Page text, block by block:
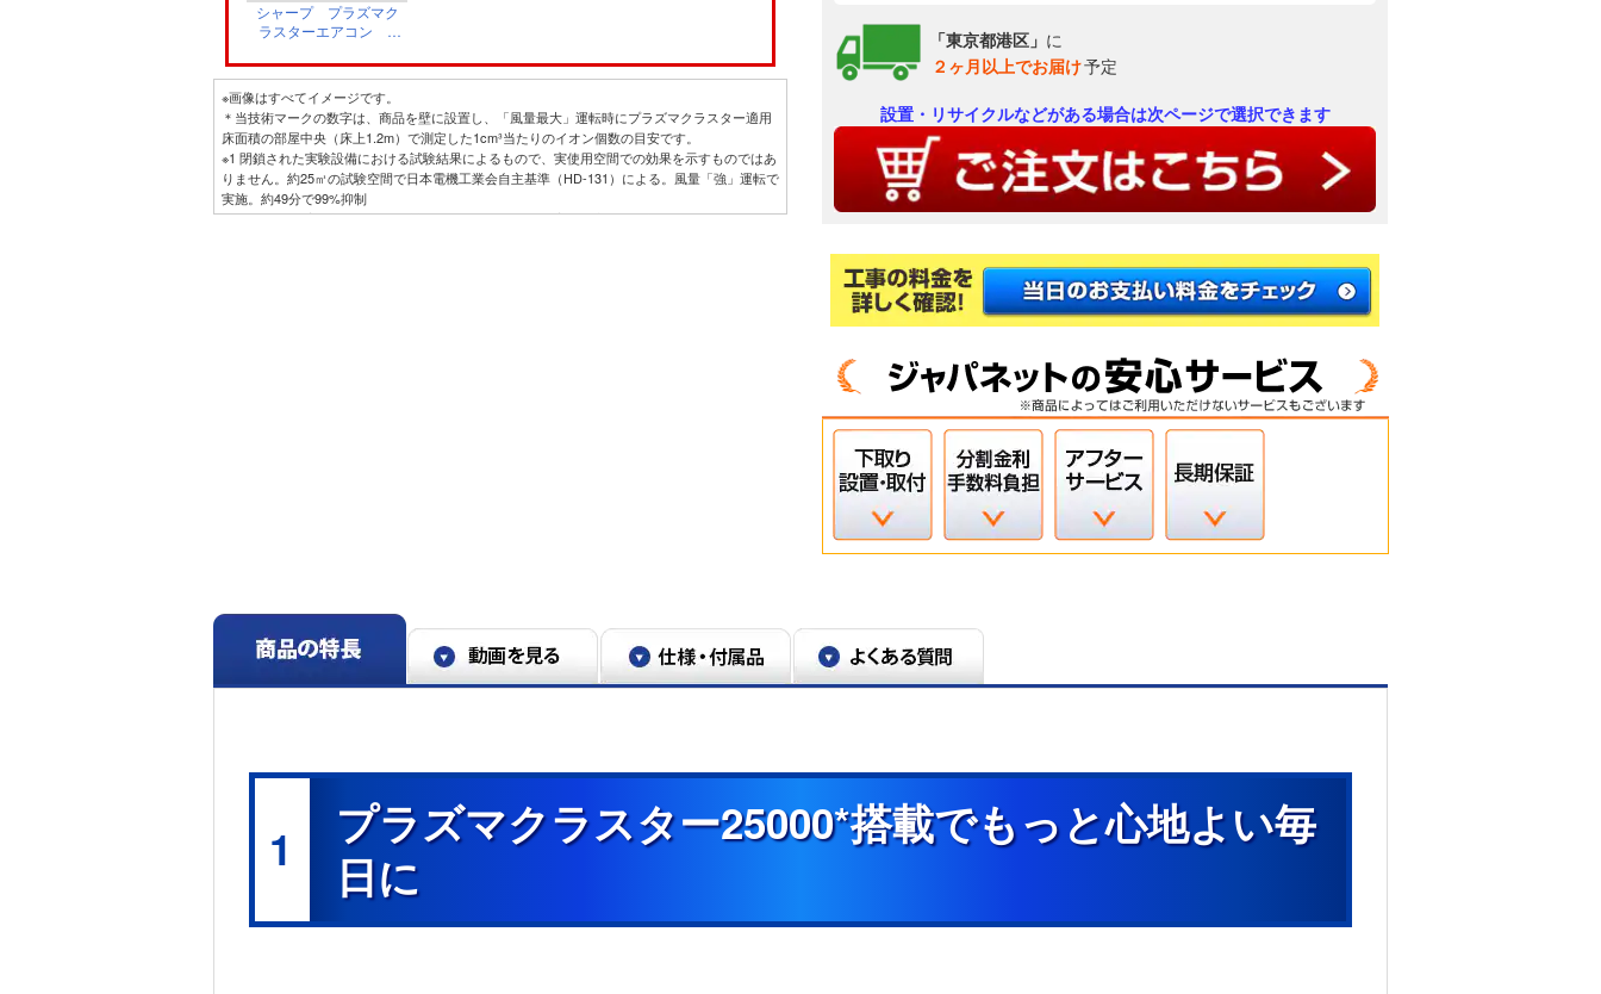
シャープ プラズマク
ラスターエアコン V
AU-U25V
※画像はすべてイメージです。
＊当技術マークの数字は、商品を壁に設置し、「風量最大」運転時にプラズマクラスター適用
床面積の部屋中央（床上1.2m）で測定した1cm³当たりのイオン個数の目安です。
※1 閉鎖された実験設備における試験結果によるもので、実使用空間での効果を示すものではあ
りません。約25㎥の試験空間で日本電機工業会自主基準（HD-131）による。風量「強」運転で
実施。約49分で99%抑制
※2 閉鎖された実験設備における試験結果によるもので、実使用空間での効果を示すものではあ
「東京都港区」 に
２ヶ月以上でお届け予定
設置・リサイクルなどがある場合は次ページで選択できます
1
プラズマクラスター25000*搭載でもっと心地よい毎
日に